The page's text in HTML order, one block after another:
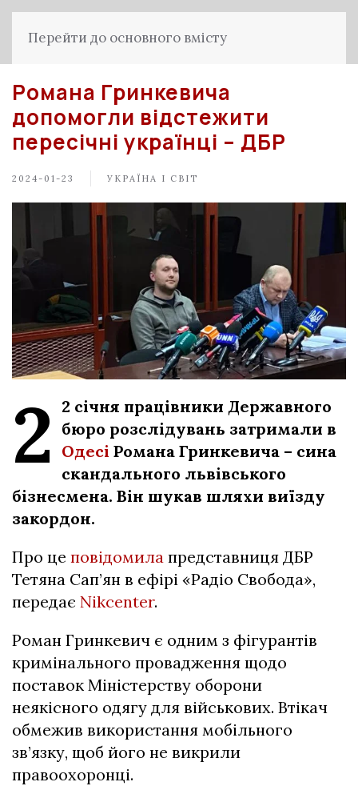
Перейти до основного вмісту
Романа Гринкевича
допомогли відстежити
пересічні українці – ДБР
2024-01-23 УКРАЇНА І СВІТ
2
2 січня працівники Державного
бюро розслідувань затримали в
Одесі Романа Гринкевича – сина
скандального львівського
бізнесмена. Він шукав шляхи виїзду
закордон.
Про це повідомила представниця ДБР
Тетяна Сап’ян в ефірі «Радіо Свобода»,
передає Nikcenter.
Роман Гринкевич є одним з фігурантів
кримінального провадження щодо
поставок Міністерству оборони
неякісного одягу для військових. Втікач
обмежив використання мобільного
зв’язку, щоб його не викрили
правоохоронці.